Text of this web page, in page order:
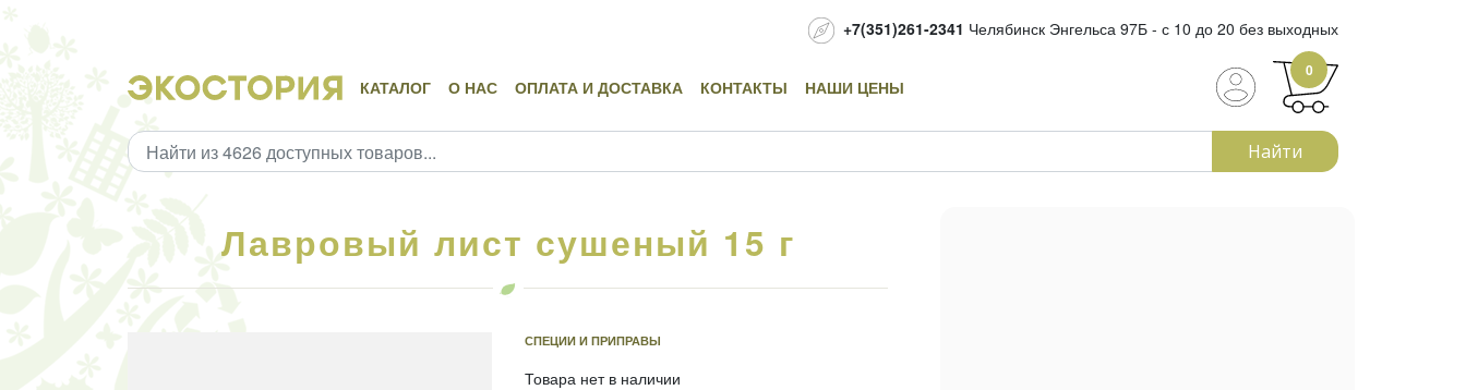
+7(351)261-2341 Челябинск Энгельса 97Б - с 10 до 20 без выходных
КАТАЛОГ О НАС ОПЛАТА И ДОСТАВКА КОНТАКТЫ НАШИ ЦЕНЫ
0
Найти
Лавровый лист сушеный 15 г
СПЕЦИИ И ПРИПРАВЫ
Товара нет в наличии